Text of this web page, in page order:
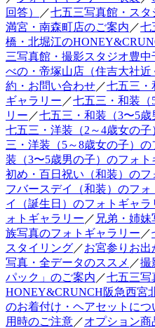
回答）
／七五三写真館・ス
満宮・南森町店のご案内 ／七
橋・北堀江の
三写真館・撮影スタジオ豊
べの・帝塚山店（住吉大社近
約・お問い合わせ／七五三・
ギャラリー ／七五三・和装（
リー ／七五三・和装（3〜5
七五三・洋装（2～4歳女の
三・洋装（5～8歳女の子）
装（3〜5歳男の子）のフォト
初め・百日祝い（和装）のフ
フバースデイ（和装）のフォ
イ（誕生日）のフォトギャラ
ォトギャラリー ／ 兄弟・姉
族写真のフォトギャラリー ／
スタイリング／お宮参りお
写真・全データのススメ ／撮
パック」のご案内 ／七五三写
HONEY&CRUNCH阪急西宮
のお着付け・ヘアセットにつ
用時のご注意／オプション商